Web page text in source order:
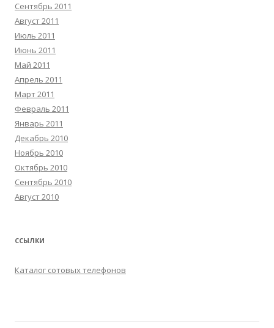
Сентябрь 2011
Август 2011
Июль 2011
Июнь 2011
Май 2011
Апрель 2011
Март 2011
Февраль 2011
Январь 2011
Декабрь 2010
Ноябрь 2010
Октябрь 2010
Сентябрь 2010
Август 2010
ССЫЛКИ
Каталог сотовых телефонов